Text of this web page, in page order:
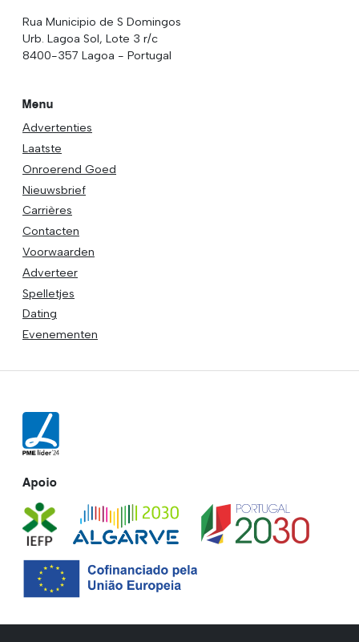
Rua Municipio de S Domingos
Urb. Lagoa Sol, Lote 3 r/c
8400-357 Lagoa - Portugal
Menu
Advertenties
Laatste
Onroerend Goed
Nieuwsbrief
Carrières
Contacten
Voorwaarden
Adverteer
Spelletjes
Dating
Evenementen
Apoio